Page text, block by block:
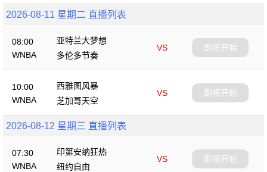
2026-08-11 星期二 直播列表
08:00
WNBA
亚特兰大梦想
VS
多伦多节奏
即将开始
10:00
WNBA
西雅图风暴
VS
芝加哥天空
即将开始
2026-08-12 星期三 直播列表
07:30
WNBA
印第安纳狂热
VS
纽约自由
即将开始